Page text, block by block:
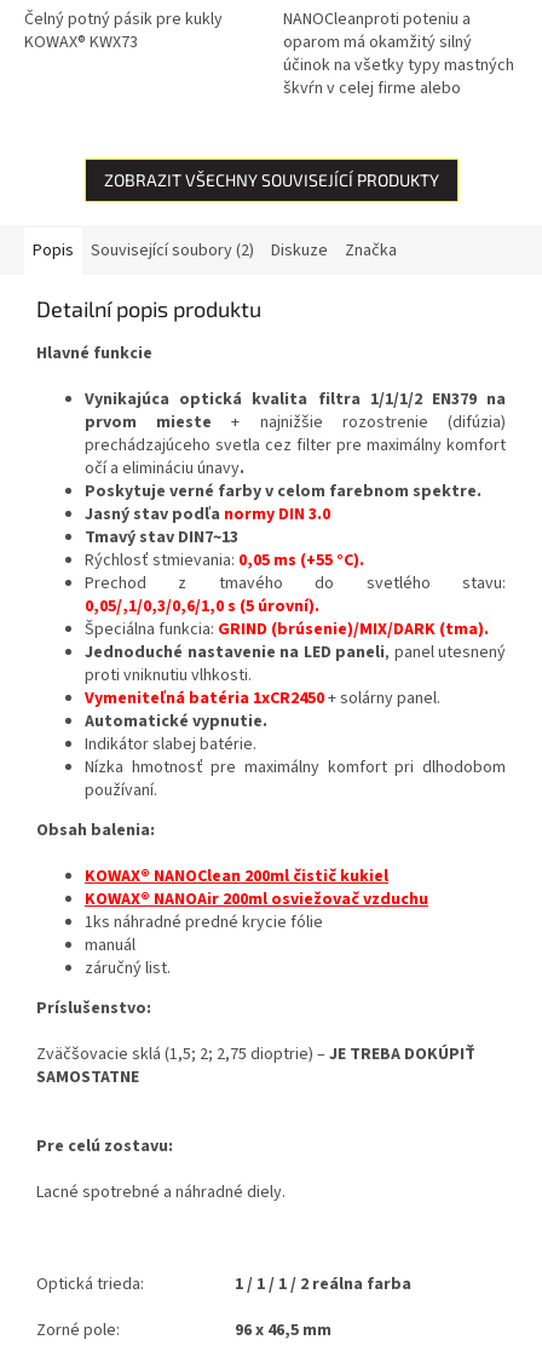
Čelný potný pásik pre kukly
KOWAX® KWX73
NANOCleanproti poteniu a
oparom má okamžitý silný
účinok na všetky typy mastných
škvŕn v celej firme alebo
mastných...
ZOBRAZIT VŠECHNY SOUVISEJÍCÍ PRODUKTY
Popis Související soubory (2) Diskuze Značka
Detailní popis produktu
Hlavné funkcie
Vynikajúca optická kvalita filtra 1/1/1/2 EN379 na
prvom mieste+ najnižšie rozostrenie (difúzia)
prechádzajúceho svetla cez filter pre maximálny komfort
očí a elimináciu únavy.
Poskytuje verné farby v celom farebnom spektre.
Jasný stav podľa normy DIN 3.0
Tmavý stav DIN7~13
Rýchlosť stmievania: 0,05 ms (+55 °C).
Prechod z tmavého do svetlého stavu:
0,05/,1/0,3/0,6/1,0 s (5 úrovní).
Špeciálna funkcia: GRIND (brúsenie)/MIX/DARK (tma).
Jednoduché nastavenie na LED paneli, panel utesnený
proti vniknutiu vlhkosti.
Vymeniteľná batéria 1xCR2450+ solárny panel.
Automatické vypnutie.
Indikátor slabej batérie.
Nízka hmotnosť pre maximálny komfort pri dlhodobom
používaní.
Obsah balenia:
KOWAX® NANOClean 200ml čistič kukiel
KOWAX® NANOAir 200ml osviežovač vzduchu
1ks náhradné predné krycie fólie
manuál
záručný list.
Príslušenstvo:
Zväčšovacie sklá (1,5; 2; 2,75 dioptrie) –JE TREBA DOKÚPIŤ
SAMOSTATNE
Pre celú zostavu:
Lacné spotrebné a náhradné diely.
Optická trieda:
1 / 1 / 1 / 2 reálna farba
Zorné pole:
96 x 46,5 mm